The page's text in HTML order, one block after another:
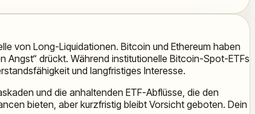
von Long-Liquidationen. Bitcoin und Ethereum haben
Angst“ drückt. Während institutionelle Bitcoin-Spot-ETFs
und langfristiges Interesse.
und die anhaltenden ETF-Abflüsse, die den
bieten, aber kurzfristig bleibt Vorsicht geboten. Dein